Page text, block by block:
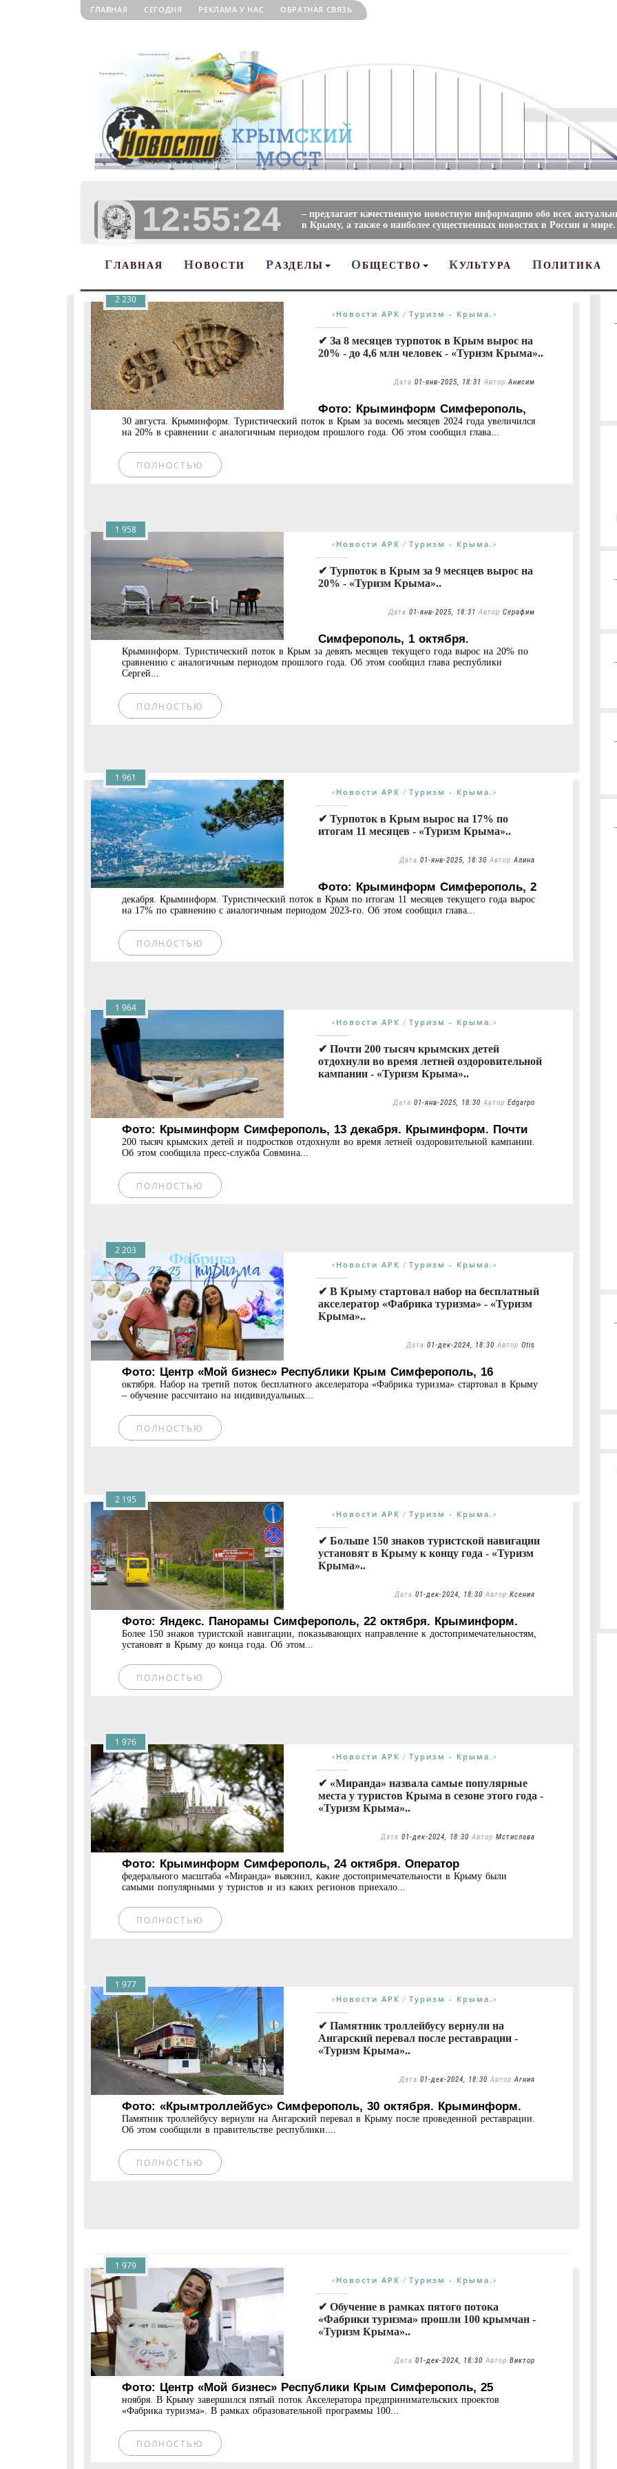
ГЛАВНАЯ СЕГОДНЯ РЕКЛАМА У НАС ОБРАТНАЯ СВЯЗЬ
12:55:25
– предлагает качественную новостную информацию обо всех
в Крыму, а также о наиболее существенных новостях в России и мире.
ГЛАВНАЯ НОВОСТИ Р АЗДЕЛЫ О БЩЕСТВО КУЛЬТУРА ПОЛИТИКА
« Новости АРК / Туризм - Крыма. »
✔ За 8 месяцев турпоток в Крым вырос на
20% - до 4,6 млн человек - «Туризм Крыма»..
Дата 01-янв-2025, 18:31 АвторАнисим
Фото: Крыминформ Симферополь,
30 августа. Крыминформ. Туристический поток в Крым за восемь месяцев 2024 года увеличился
на 20% в сравнении с аналогичным периодом прошлого года. Об этом сообщил глава...
ПОЛНОСТЬЮ
2 230
« Новости АРК / Туризм - Крыма. »
✔ Турпоток в Крым за 9 месяцев вырос на
20% - «Туризм Крыма»..
Дата 01-янв-2025, 18:31 Автор Серафим
Симферополь, 1 октября.
Крыминформ. Туристический поток в Крым за девять месяцев текущего года вырос на 20% по
сравнению с аналогичным периодом прошлого года. Об этом сообщил глава республики
Сергей...
ПОЛНОСТЬЮ
1 958
« Новости АРК / Туризм - Крыма. »
✔ Турпоток в Крым вырос на 17% по
итогам 11 месяцев - «Туризм Крыма»..
Дата 01-янв-2025, 18:30 АвторАлина
Фото: Крыминформ Симферополь, 2
декабря. Крыминформ. Туристический поток в Крым по итогам 11 месяцев текущего года вырос
на 17% по сравнению с аналогичным периодом 2023-го. Об этом сообщил глава...
ПОЛНОСТЬЮ
1 961
« Новости АРК / Туризм - Крыма. »
✔ Почти 200 тысяч крымских детей
отдохнули во время летней оздоровительной
кампании - «Туризм Крыма»..
Дата 01-янв-2025, 18:30 Автор Edgarpo
Фото: Крыминформ Симферополь, 13 декабря. Крыминформ. Почти
200 тысяч крымских детей и подростков отдохнули во время летней оздоровительной кампании.
Об этом сообщила пресс-служба Совмина...
ПОЛНОСТЬЮ
1 964
« Новости АРК / Туризм - Крыма. »
✔ В Крыму стартовал набор на бесплатный
акселератор «Фабрика туризма» - «Туризм
Крыма»..
Дата 01-дек-2024, 18:30 Автор Otis
Фото: Центр «Мой бизнес» Республики Крым Симферополь, 16
октября. Набор на третий поток бесплатного акселератора «Фабрика туризма» стартовал в Крыму
– обучение рассчитано на индивидуальных...
ПОЛНОСТЬЮ
2 203
« Новости АРК / Туризм - Крыма. »
✔ Больше 150 знаков туристской навигации
установят в Крыму к концу года - «Туризм
Крыма»..
Дата 01-дек-2024, 18:30 Автор Ксения
Фото: Яндекс. Панорамы Симферополь, 22 октября. Крыминформ.
Более 150 знаков туристской навигации, показывающих направление к достопримечательностям,
установят в Крыму до конца года. Об этом...
ПОЛНОСТЬЮ
2 195
« Новости АРК / Туризм - Крыма. »
✔ «Миранда» назвала самые популярные
места у туристов Крыма в сезоне этого года -
«Туризм Крыма»..
Дата 01-дек-2024, 18:30 Автор Мстислава
Фото: Крыминформ Симферополь, 24 октября. Оператор
федерального масштаба «Миранда» выяснил, какие достопримечательности в Крыму были
самыми популярными у туристов и из каких регионов приехало...
ПОЛНОСТЬЮ
1 976
« Новости АРК / Туризм - Крыма. »
✔ Памятник троллейбусу вернули на
Ангарский перевал после реставрации -
«Туризм Крыма»..
Дата 01-дек-2024, 18:30 АвторАгния
Фото: «Крымтроллейбус» Симферополь, 30 октября. Крыминформ.
Памятник троллейбусу вернули на Ангарский перевал в Крыму после проведенной реставрации.
Об этом сообщили в правительстве республики....
ПОЛНОСТЬЮ
1 977
« Новости АРК / Туризм - Крыма. »
✔ Обучение в рамках пятого потока
«Фабрики туризма» прошли 100 крымчан -
«Туризм Крыма»..
Дата 01-дек-2024, 18:30 Автор Виктор
Фото: Центр «Мой бизнес» Республики Крым Симферополь, 25
ноября. В Крыму завершился пятый поток Акселератора предпринимательских проектов
«Фабрика туризма». В рамках образовательной программы 100...
ПОЛНОСТЬЮ
1 979